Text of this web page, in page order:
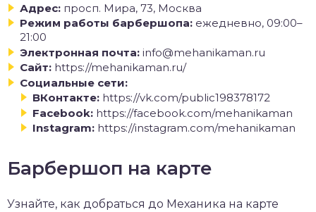
Адрес: просп. Мира, 73, Москва
Режим работы барбершопа: ежедневно, 09:00–
21:00
Электронная почта: info@mehanikaman.ru
Сайт: https://mehanikaman.ru/
Социальные сети:
ВКонтакте: https://vk.com/public198378172
Facebook: https://facebook.com/mehanikaman
Instagram: https://instagram.com/mehanikaman
Барбершоп на карте
Узнайте, как добраться до Механика на карте